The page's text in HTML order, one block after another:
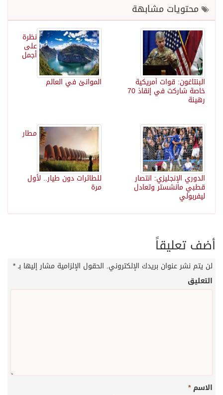
محتويات مشابهة
نظرة
على
أجمل
الموانئ في العالم
البنتاغون: قوات أمريكية
خاصة شاركت في إنقاذ 70
رهينة
مطار
للطائرات دون طيار.. لأول
مرة
الدوري الإنجليزي: انتصار
قطبي مانشستر وتعادل
ليفربولي
أضف تعليقاً
لن يتم نشر عنوان بريدك الإلكتروني. الحقول الإلزامية مشار إليها بـ*
التعليق
الاسم*